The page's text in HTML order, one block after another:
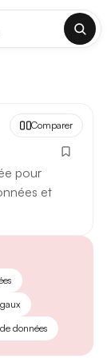
✕
2026. Cette
fiabilité des
réponse.
sont traités
fil sur les
pour
et
Comparer
données